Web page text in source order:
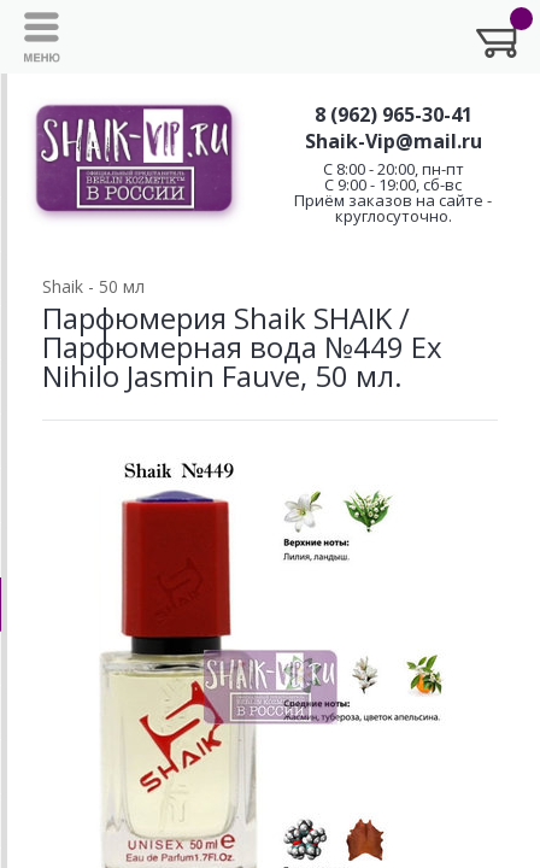
8 (962) 965-30-41
Shaik-Vip@mail.ru
C 8:00 - 20:00, пн-пт
С 9:00 - 19:00, сб-вс
Приём заказов на сайте -
круглосуточно.
Shaik - 50 мл
Парфюмерия Shaik SHAIK /
Парфюмерная вода №449 Ex
Nihilo Jasmin Fauve, 50 мл.